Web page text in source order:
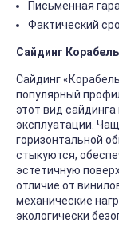
Письменная
Фактический
Сайдинг
Сайдинг
популярный
этот вид
эксплуатации.
горизонтальной
стыкуются,
эстетичную
отличие от
механические
экологически